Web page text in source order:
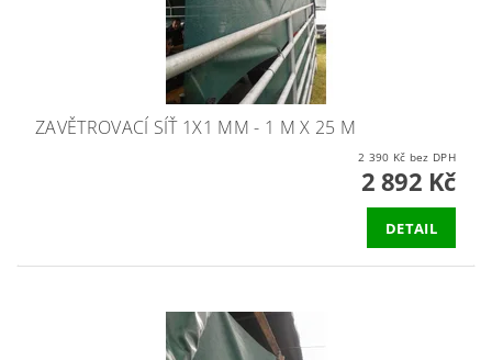
ZAVĚTROVACÍ SÍŤ 1X1 MM - 1 M X 25 M
2 390 Kč bez DPH
2 892 Kč
DETAIL